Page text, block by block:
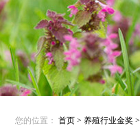
您的位置： 首页 > 养殖行业金奖 >